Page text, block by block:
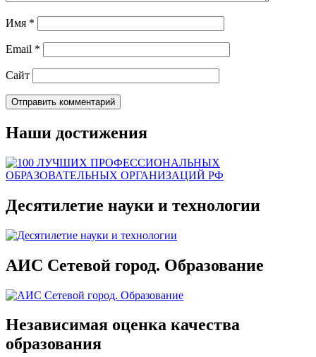
Имя *
Email *
Сайт
Наши достижения
Десятилетие науки и технологии
АИС Сетевой город. Образование
Независимая оценка качества
образования